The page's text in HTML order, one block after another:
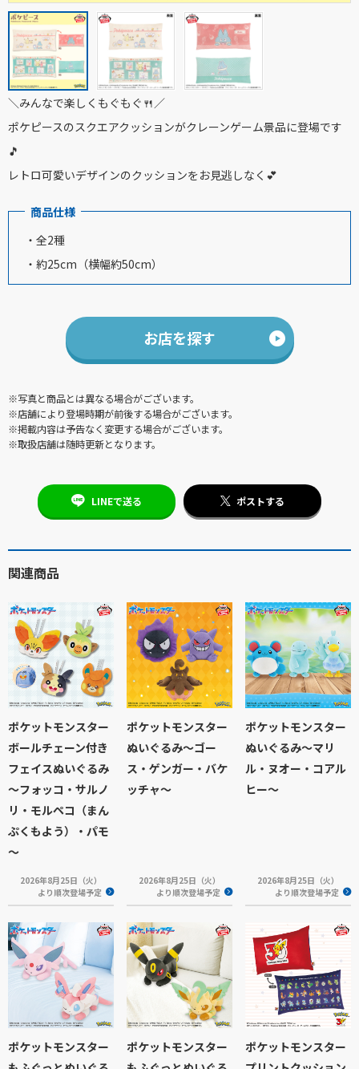
＼みんなで楽しくもぐもぐ🍴／
ポケピースのスクエアクッションがクレーンゲーム景品に登場です
🎵
レトロ可愛いデザインのクッションをお見逃しなく💕
商品仕様
・全2種
・約25cm（横幅約50cm）
お店を探す
※写真と商品とは異なる場合がございます。
※店舗により登場時期が前後する場合がございます。
※掲載内容は予告なく変更する場合がございます。
※取扱店舗は随時更新となります。
LINEで送る ポストする
関連商品
ポケットモンスター
ボールチェーン付き
フェイスぬいぐるみ
～フォッコ・サルノ
リ・モルペコ（まん
ぷくもよう）・パモ
～
2026年8月25日（火）
より順次登場予定
ポケットモンスター
ぬいぐるみ～ゴー
ス・ゲンガー・バケ
ッチャ～
2026年8月25日（火）
より順次登場予定
ポケットモンスター
ぬいぐるみ～マリ
ル・ヌオー・コアル
ヒー～
2026年8月25日（火）
より順次登場予定
ポケットモンスター
ポケットモンスター
ポケットモンスター